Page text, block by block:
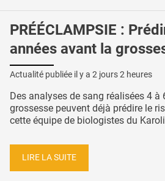
PRÉÉCLAMPSIE :
années avant la
Actualité publiée il y a 2 jours 2 heures
Des analyses de sang réalisées 4 à
grossesse peuvent déjà prédire le
cette équipe de biologistes du
LIRE LA SUITE